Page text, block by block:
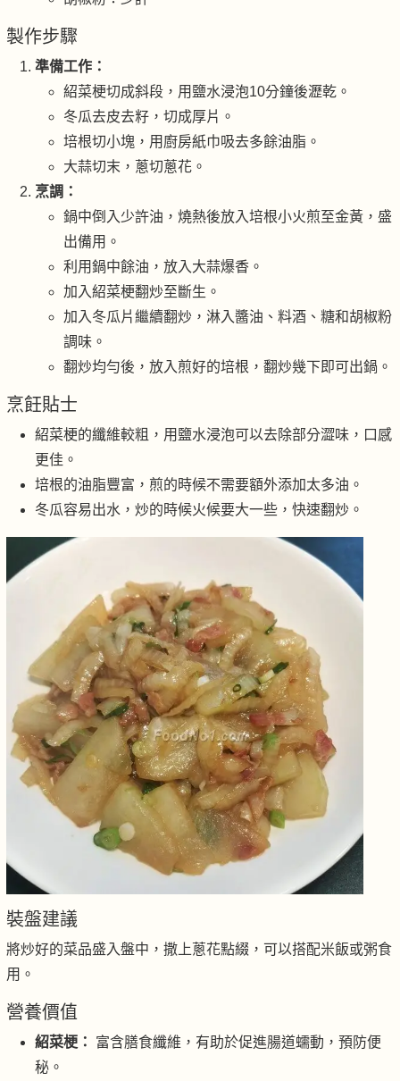
製作步驟
準備工作：
紹菜梗切成斜段，用鹽水浸泡10分鐘後瀝乾。
冬瓜去皮去籽，切成厚片。
培根切小塊，用廚房紙巾吸去多餘油脂。
大蒜切末，蔥切蔥花。
烹調：
鍋中倒入少許油，燒熱後放入培根小火煎至金黃，盛
出備用。
利用鍋中餘油，放入大蒜爆香。
加入紹菜梗翻炒至斷生。
加入冬瓜片繼續翻炒，淋入醬油、料酒、糖和胡椒粉
調味。
翻炒均勻後，放入煎好的培根，翻炒幾下即可出鍋。
烹飪貼士
紹菜梗的纖維較粗，用鹽水浸泡可以去除部分澀味，口感
更佳。
培根的油脂豐富，煎的時候不需要額外添加太多油。
冬瓜容易出水，炒的時候火候要大一些，快速翻炒。
裝盤建議
將炒好的菜品盛入盤中，撒上蔥花點綴，可以搭配米飯或粥食
用。
營養價值
紹菜梗：
富含膳食纖維，有助於促進腸道蠕動，預防便
秘。